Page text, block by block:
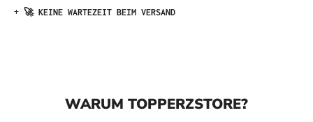
+ 🚀 KEINE WARTEZEIT BEIM VERSAND
WARUM TOPPERZSTORE?